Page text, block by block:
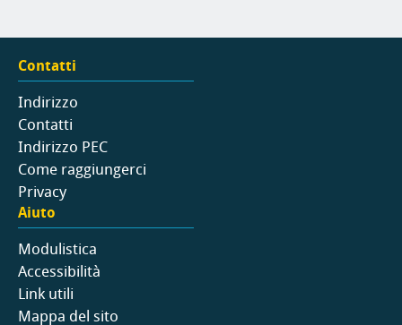
Contatti
Indirizzo
Contatti
Indirizzo PEC
Come raggiungerci
Privacy
Aiuto
Modulistica
Accessibilità
Link utili
Mappa del sito